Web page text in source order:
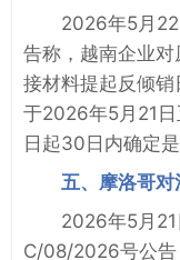
2026年5月
告称，越南企业
接材料提起反倾
于2026年5月21
日起30日内确定是
五、摩洛哥
2026年5月
C/08/2026号公告